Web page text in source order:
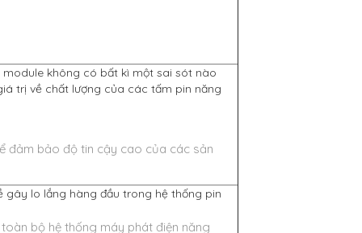
không có bất kì một sai sót nào
trị về chất lượng của các tấm pin năng
đảm bảo độ tin cậy cao của các sản
gây lo lắng hàng đầu trong hệ thống pin
bộ hệ thống máy phát điện năng